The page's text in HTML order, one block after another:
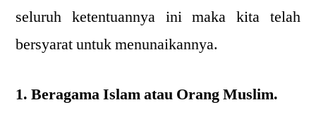
seluruh ketentuannya ini maka kita telah
bersyarat untuk menunaikannya.
1. Beragama Islam atau Orang Muslim.